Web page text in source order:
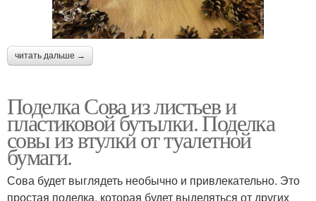
читать дальше →
Поделка Сова из листьев и
пластиковой бутылки. Поделка
совы из втулки от туалетной
бумаги.
Сова будет выглядеть необычно и привлекательно. Это
простая поделка, которая будет выделяться от других